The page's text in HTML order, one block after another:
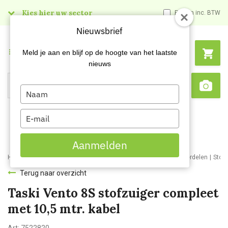
Kies hier uw sector Prijzen inc. BTW
Search
Menu
Home Webshop Schoonmaakmachines Stofzuigers en onderdelen
Terug naar overzicht
Taski Vento 8S stofzuiger compleet
met 10,5 mtr. kabel
Nieuwsbrief
Meld je aan en blijf op de hoogte van het laatste
nieuws
Type
your
name
Type
your
email
Aanmelden